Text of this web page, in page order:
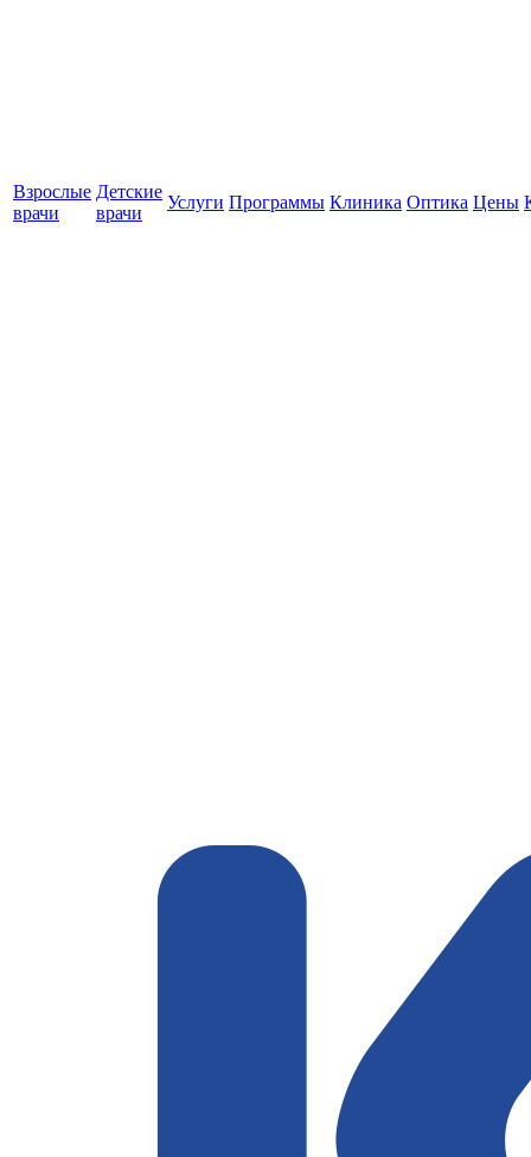
Взрослые
врачи
Детские
врачи
Услуги Программы Клиника Оптика Цены